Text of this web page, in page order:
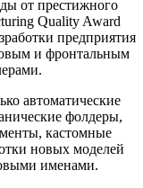
от престижного
Quality Award
предприятия
и фронтальным
автоматические
фолдеры,
кастомные
новых моделей
именами.